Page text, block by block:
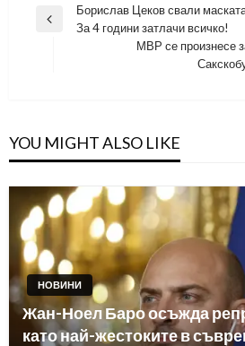
Навигация
Previous
Борислав Цеков свали
За 4 години затлачи всичко!
МВР се произнесе
YOU MIGHT ALSO LIKE
НОВИНИ
Жан-Ноел Баро осъжда
като най-жестоките в